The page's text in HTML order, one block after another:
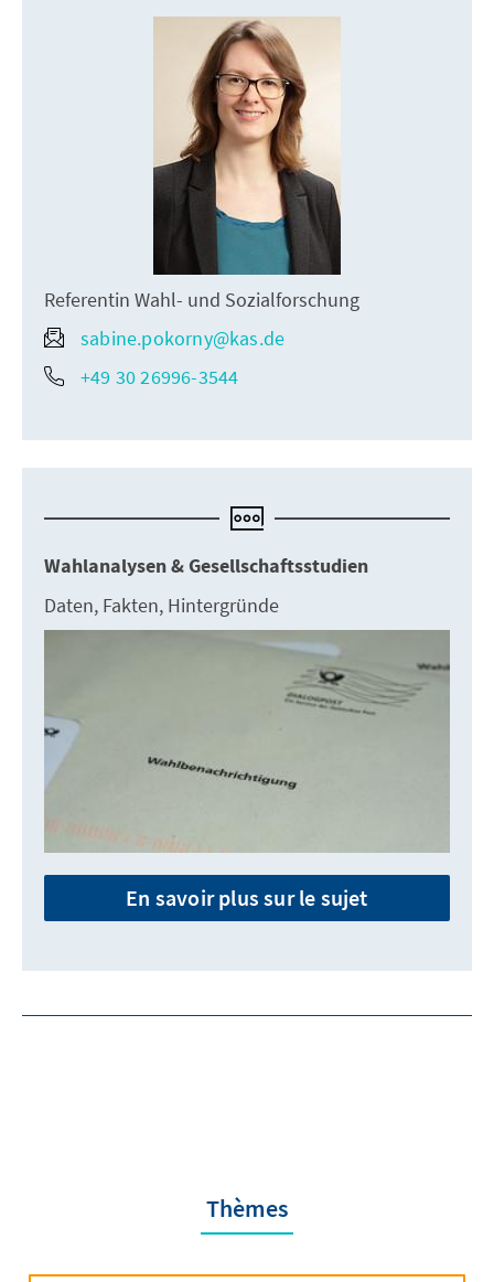
Referentin Wahl- und Sozialforschung
sabine.pokorny@kas.de
+49 30 26996-3544
Wahlanalysen & Gesellschaftsstudien
Daten, Fakten, Hintergründe
En savoir plus sur le sujet
Thèmes